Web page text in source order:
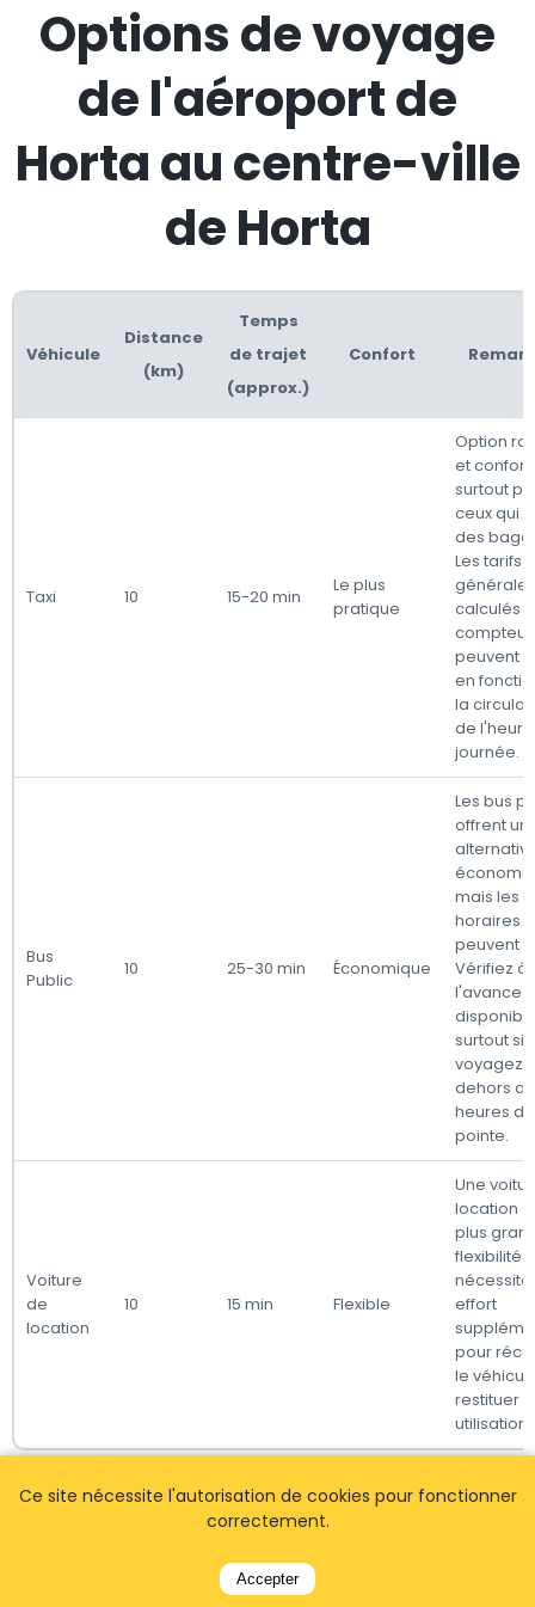
Options de voyage
de l'aéroport de
Horta au centre-ville
de Horta
Véhicule
Distance
(km)
Temps
de trajet
(approx.)
Confort
Taxi 10 15-20 min
Le plus
pratique
Option
et
surtout
ceux qui
des
Les tarifs
calculés
peuvent
en
la
de
journée.
Bus
Public
10 25-30 min Économique
Les bus
offrent
mais les
horaires
peuvent
Vérifiez à
l'avance
surtout si
voyagez
dehors
heures de
pointe.
Voiture
de
location
10 15 min Flexible
Une
location
plus
flexibilité
nécessite
effort
pour
le
restituer
utilisation.
Remarques :
- Les temps de trajet en transport en commun sont
Ce site nécessite l'autorisation de cookies pour fonctionner
correctement.
Accepter